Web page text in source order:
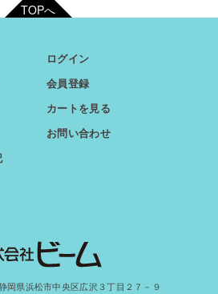
TOPへ
ログイン
会員登録
カートを見る
お問い合わせ
岡県浜松市中央区広沢３丁目２７－９